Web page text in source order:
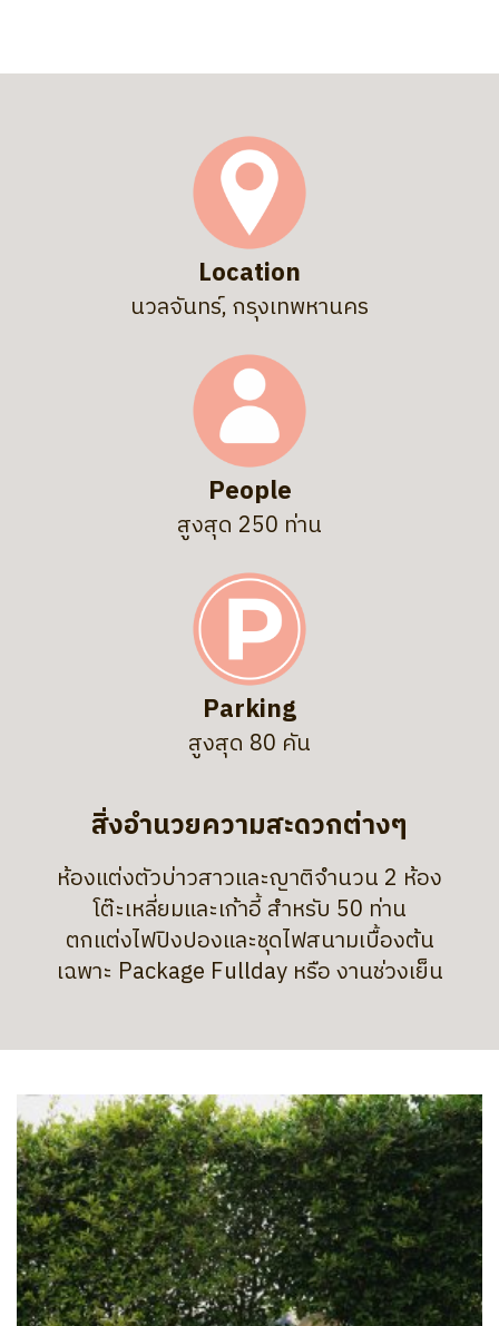
Location
นวลจันทร์, กรุงเทพหานคร
People
สูงสุด 250 ท่าน
Parking
สูงสุด 80 คัน
สิ่งอำนวยความสะดวกต่างๆ
ห้องแต่งตัวบ่าวสาวและญาติจำนวน 2 ห้อง
โต๊ะเหลี่ยมและเก้าอี้ สำหรับ 50 ท่าน
ตกแต่งไฟปิงปองและชุดไฟสนามเบื้องต้น
เฉพาะ Package Fullday หรือ งานช่วงเย็น